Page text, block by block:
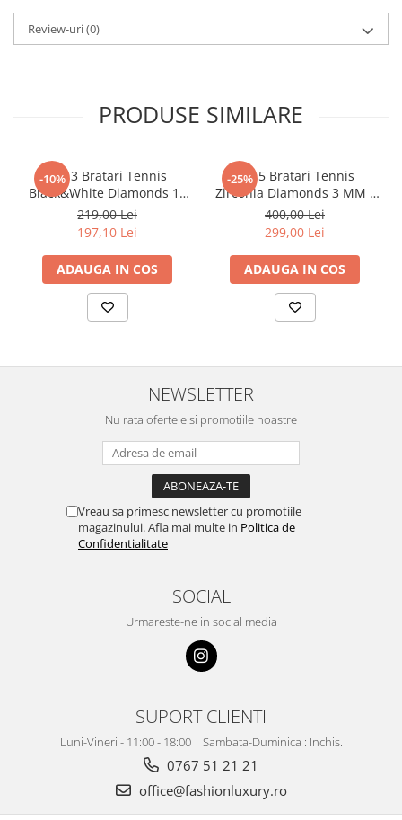
Review-uri(0)
PRODUSE SIMILARE
-10%
Set 3 Bratari Tennis
Black&White Diamonds 19
CM
219,00 Lei
197,10 Lei
ADAUGA IN COS
-25%
Set 5 Bratari Tennis
Zirconia Diamonds 3 MM /
19.5 CM
400,00 Lei
299,00 Lei
ADAUGA IN COS
NEWSLETTER
Nu rata ofertele si promotiile noastre
Vreau sa primesc newsletter cu promotiile
magazinului. Afla mai multe in Politica de
Confidentialitate
SOCIAL
Urmareste-ne in social media
SUPORT CLIENTI
Luni-Vineri - 11:00 - 18:00 | Sambata-Duminica : Inchis.
0767 51 21 21
office@fashionluxury.ro